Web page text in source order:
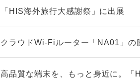
「HIS海外旅行大感謝祭」に出展
クラウドWi-Fiルーター「NA01」の
高品質な端末を、もっと身近に。